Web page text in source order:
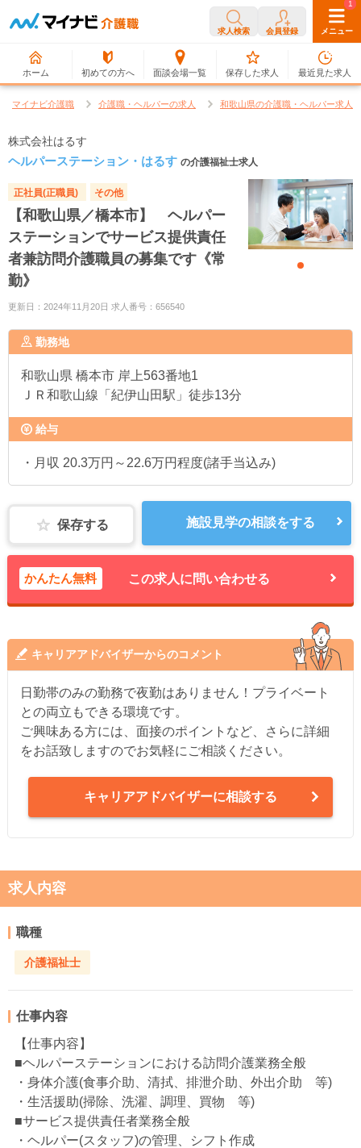
求人検索 会員登録 メニュー
ホーム 初めての方へ 面談会場一覧
0
保存した求人
1
最近見た求人
マイナビ介護職 介護職・ヘルパーの求人 和歌山県の介護職・ヘルパー求人
株式会社はるす
ヘルパーステーション・はるす の介護福祉士求人
正社員(正職員) その他
【和歌山県／橋本市】 ヘルパー
ステーションでサービス提供責任
者兼訪問介護職員の募集です《常
勤》
更新日：2024年11月20日 求人番号：656540
勤務地
和歌山県 橋本市 岸上563番地1
ＪＲ和歌山線「紀伊山田駅」徒歩13分
給与
・月収 20.3万円～22.6万円程度(諸手当込み)
保存する 施設見学の相談をする
かんたん無料 この求人に問い合わせる
キャリアアドバイザーからのコメント
日勤帯のみの勤務で夜勤はありません！プライベート
との両立もできる環境です。
ご興味ある方には、面接のポイントなど、さらに詳細
をお話致しますのでお気軽にご相談ください。
キャリアアドバイザーに相談する
求人内容
職種
介護福祉士
仕事内容
【仕事内容】
■ヘルパーステーションにおける訪問介護業務全般
・身体介護(食事介助、清拭、排泄介助、外出介助 等)
・生活援助(掃除、洗濯、調理、買物 等)
■サービス提供責任者業務全般
・ヘルパー(スタッフ)の管理、シフト作成